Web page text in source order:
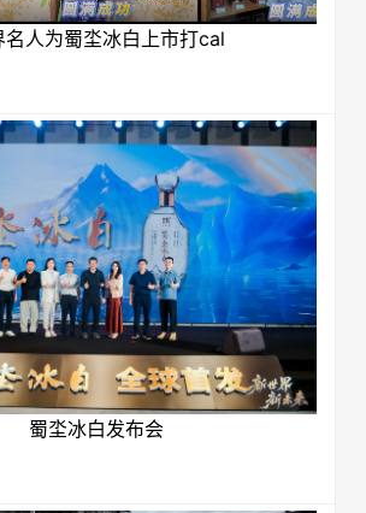
名人为蜀坔冰白上市打cal
蜀坔冰白发布会